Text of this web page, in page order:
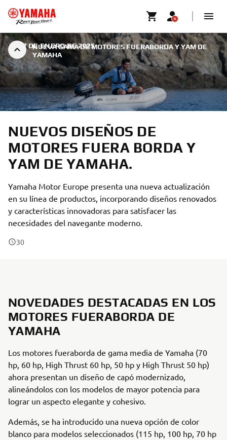
NUEVA GAMA DE MOTORES FUERABORDA Y YAM DE
YAMAHA
17 DE ENERO DE 2025
NUEVOS DISEÑOS DE
MOTORES FUERA BORDA Y
YAM DE YAMAHA.
Yamaha Motor Europe presenta una nueva actualización
en su línea de productos, incorporando diseños renovados
y características innovadoras para satisfacer las
necesidades del navegante moderno.
30
NOVEDADES DESTACADAS EN LOS
MOTORES FUERABORDA DE
YAMAHA
Los motores fueraborda de gama media de Yamaha (70
hp, 60 hp, High Thrust 60 hp, 50 hp y High Thrust 50 hp)
ahora presentan un diseño de capó modernizado,
alineándolos con los modelos de mayor potencia para
lograr un aspecto elegante y cohesivo.
Además, se ha introducido una nueva opción de color
blanco para modelos seleccionados (115 hp, 100 hp, 70 hp